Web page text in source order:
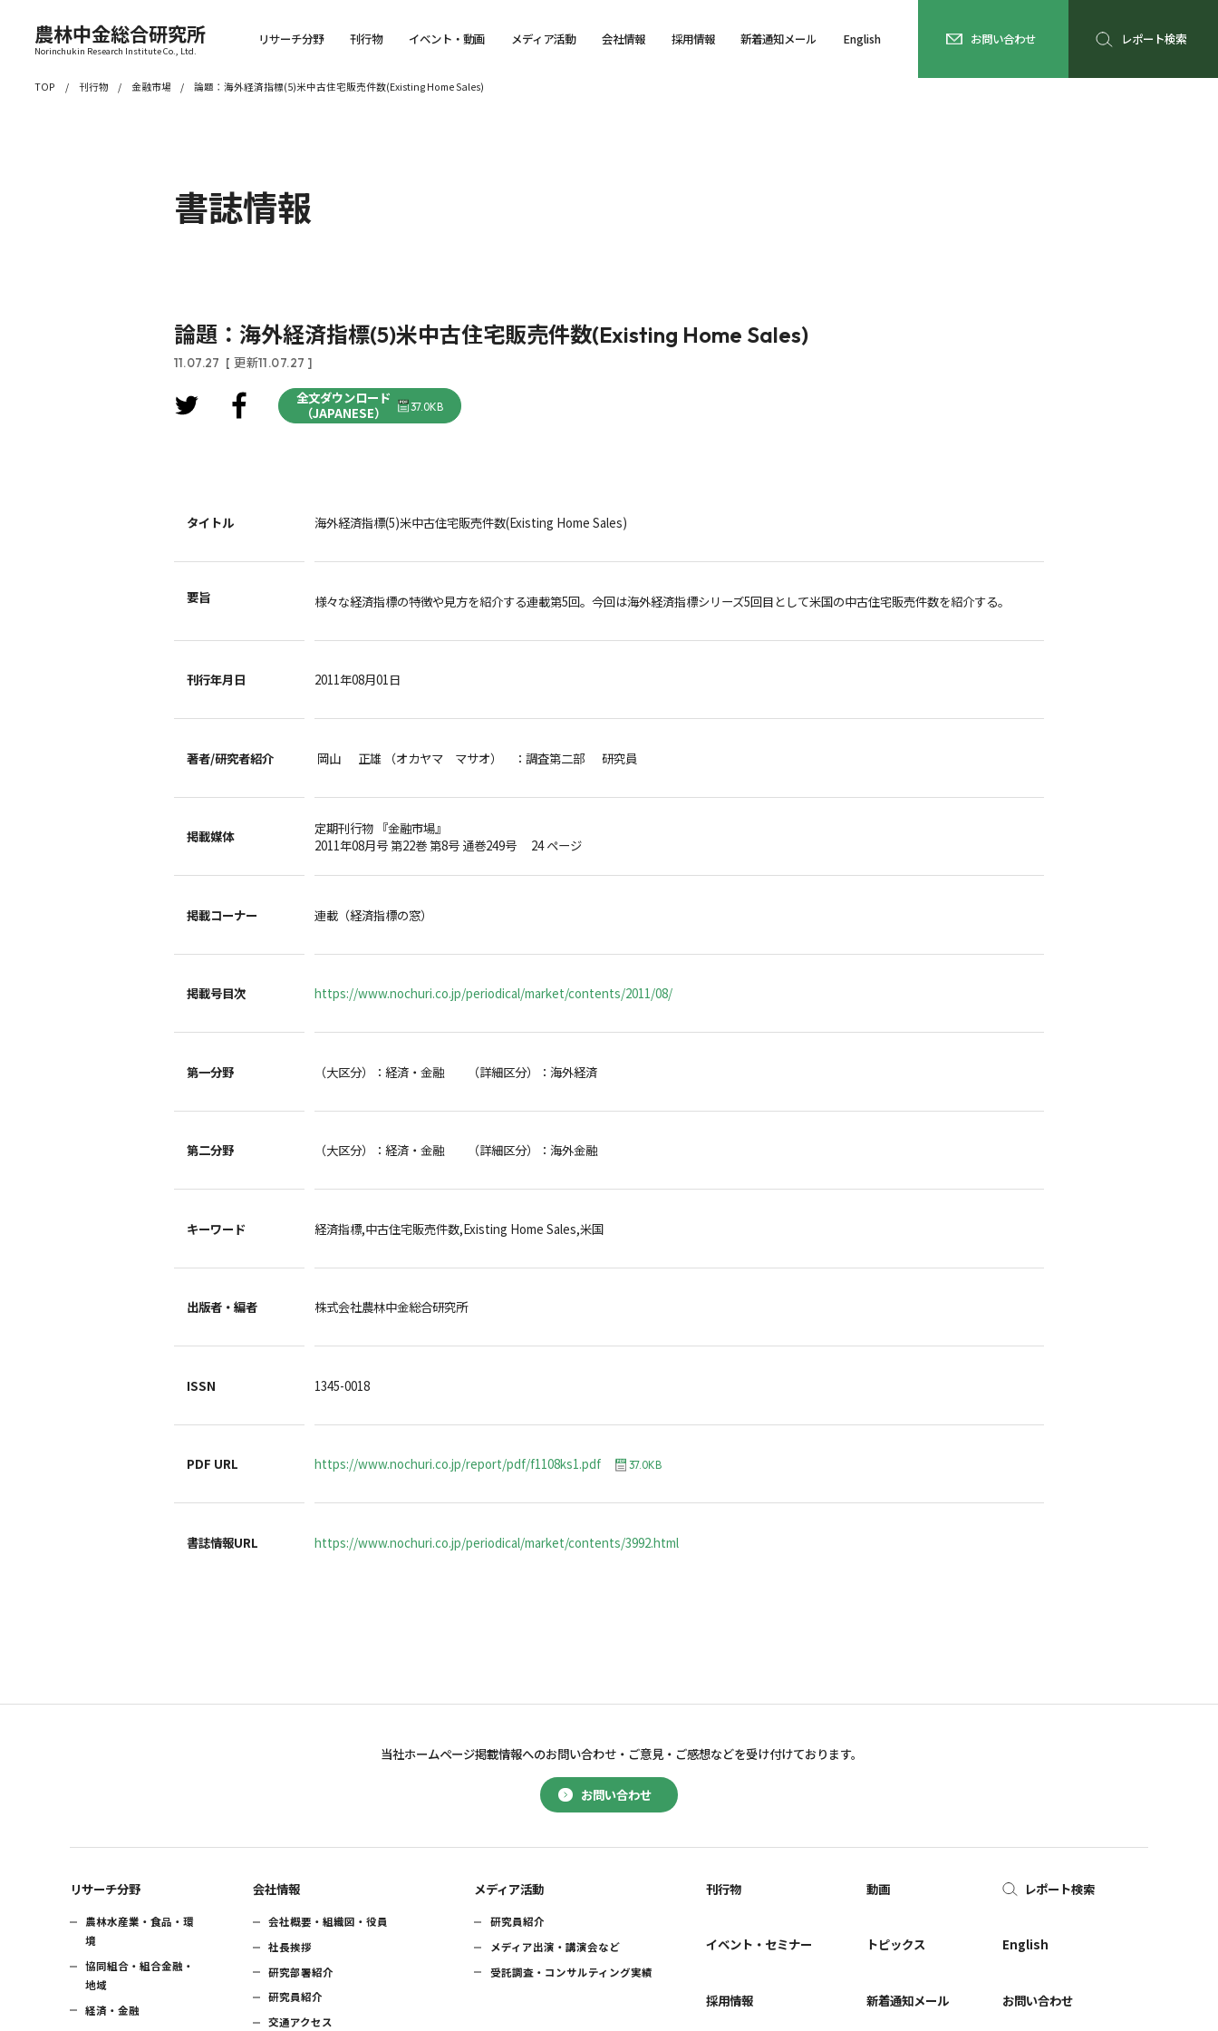
農林中金総合研究所
Norinchukin Research Institute Co., Ltd.
リサーチ分野 刊行物 イベント・動画 メディア活動 会社情報 採用情報 新着通知メール English お問い合わせ レポート検索
TOP 刊行物 金融市場 論題：海外経済指標(5)米中古住宅販売件数(Existing Home Sales)
書誌情報
論題：海外経済指標(5)米中古住宅販売件数(Existing Home Sales)
11.07.27 [ 更新11.07.27 ]
全文ダウンロード
（JAPANESE）
37.0KB
タイトル 海外経済指標(5)米中古住宅販売件数(Existing Home Sales)
要旨 様々な経済指標の特徴や見方を紹介する連載第5回。今回は海外経済指標シリーズ5回目として米国の中古住宅販売件数を紹介する。
刊行年月日 2011年08月01日
著者/研究者紹介 岡山 正雄 （オカヤマ マサオ） ：調査第二部 研究員
掲載媒体
定期刊行物 『金融市場』
2011年08月号 第22巻 第8号 通巻249号 24 ページ
掲載コーナー 連載（経済指標の窓）
掲載号目次 https://www.nochuri.co.jp/periodical/market/contents/2011/08/
第一分野 （大区分）：経済・金融 （詳細区分）：海外経済
第二分野 （大区分）：経済・金融 （詳細区分）：海外金融
キーワード 経済指標,中古住宅販売件数,Existing Home Sales,米国
出版者・編者 株式会社農林中金総合研究所
ISSN 1345-0018
PDF URL https://www.nochuri.co.jp/report/pdf/f1108ks1.pdf 37.0KB
書誌情報URL https://www.nochuri.co.jp/periodical/market/contents/3992.html
お問い合わせ
当社ホームページ掲載情報へのお問い合わせ・ ご意見・ご感想などを受け付けております。
リサーチ分野
農林水産業・食品・環
境
協同組合・組合金融・
地域
経済・金融
会社情報
会社概要・組織図・役員
社長挨拶
研究部署紹介
研究員紹介
交通アクセス
メディア活動
研究員紹介
メディア出演・講演会など
受託調査・コンサルティング実績
刊行物
イベント・セミナー
採用情報
動画
トピックス
新着通知メール
レポート検索
English
お問い合わせ